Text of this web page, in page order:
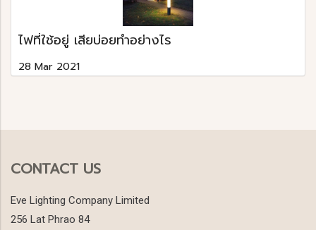
ไฟที่ใช้อยู่ เสียบ่อยทำอย่างไร
28 Mar 2021
CONTACT US
Eve Lighting Company Limited
256 Lat Phrao 84